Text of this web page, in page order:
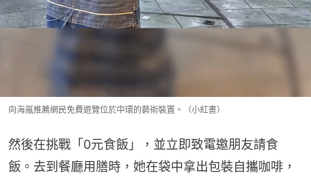
向海嵐推薦網民免費遊覽位於中環的藝術裝置。（小紅書）
然後在挑戰「0元食飯」，並立即致電邀朋友請食
飯。去到餐廳用膳時，她在袋中拿出包裝自攜咖啡，